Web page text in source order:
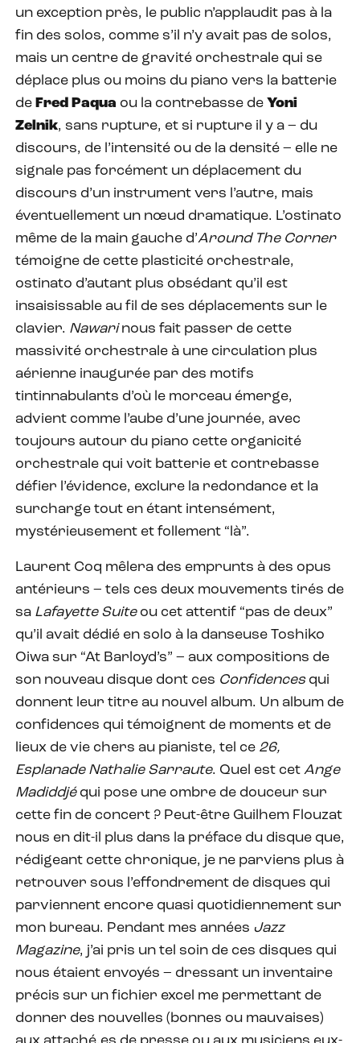
un exception près, le public n’applaudit pas à la
fin des solos, comme s’il n’y avait pas de solos,
mais un centre de gravité orchestrale qui se
déplace plus ou moins du piano vers la batterie
de Fred Paqua ou la contrebasse de Yoni
Zelnik, sans rupture, et si rupture il y a – du
discours, de l’intensité ou de la densité – elle ne
signale pas forcément un déplacement du
discours d’un instrument vers l’autre, mais
éventuellement un nœud dramatique. L’ostinato
même de la main gauche d’Around The Corner
témoigne de cette plasticité orchestrale,
ostinato d’autant plus obsédant qu’il est
insaisissable au fil de ses déplacements sur le
clavier. Nawarinous fait passer de cette
massivité orchestrale à une circulation plus
aérienne inaugurée par des motifs
tintinnabulants d’où le morceau émerge,
advient comme l’aube d’une journée, avec
toujours autour du piano cette organicité
orchestrale qui voit batterie et contrebasse
défier l’évidence, exclure la redondance et la
surcharge tout en étant intensément,
mystérieusement et follement “là”.
Laurent Coq mêlera des emprunts à des opus
antérieurs – tels ces deux mouvements tirés de
sa Lafayette Suite ou cet attentif “pas de deux”
qu’il avait dédié en solo à la danseuse Toshiko
Oiwa sur “At Barloyd’s” – aux compositions de
son nouveau disque dont ces Confidences qui
donnent leur titre au nouvel album. Un album de
confidences qui témoignent de moments et de
lieux de vie chers au pianiste, tel ce 26,
Esplanade Nathalie Sarraute. Quel est cet Ange
Madiddjé qui pose une ombre de douceur sur
cette fin de concert ? Peut-être Guilhem Flouzat
nous en dit-il plus dans la préface du disque que,
rédigeant cette chronique, je ne parviens plus à
retrouver sous l’effondrement de disques qui
parviennent encore quasi quotidiennement sur
mon bureau. Pendant mes années Jazz
Magazine, j’ai pris un tel soin de ces disques qui
nous étaient envoyés – dressant un inventaire
précis sur un fichier excel me permettant de
donner des nouvelles (bonnes ou mauvaises)